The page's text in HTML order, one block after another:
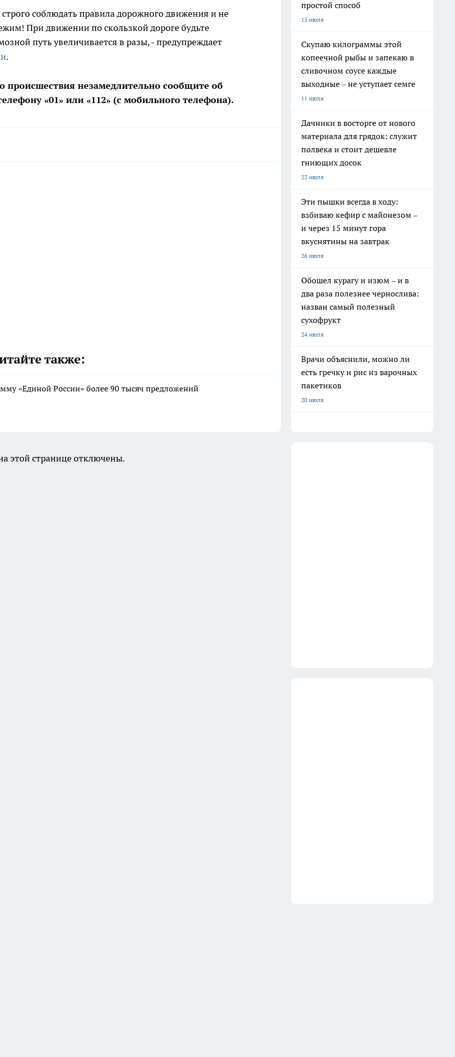
соблюдать правила дорожного движения и не
При движении по скользкой дороге будьте
путь увеличивается в разы, - предупреждает
.
происшествия незамедлительно сообщите об
«01» или «112» (с мобильного телефона).
также:
«Единой России» более 90 тысяч предложений
простой способ
15 июля
Скупаю килограммы этой
копеечной рыбы и запекаю в
сливочном соусе каждые
выходные – не уступает семге
11 июля
Дачники в восторге от нового
материала для грядок: служит
полвека и стоит дешевле
гниющих досок
23 июля
Эти пышки всегда в ходу:
взбиваю кефир с майонезом –
и через 15 минут гора
вкуснятины на завтрак
26 июля
Обошел курагу и изюм – и в
два раза полезнее чернослива:
назван самый полезный
сухофрукт
24 июля
Врачи объяснили, можно ли
есть гречку и рис из варочных
пакетиков
20 июля
этой странице отключены.